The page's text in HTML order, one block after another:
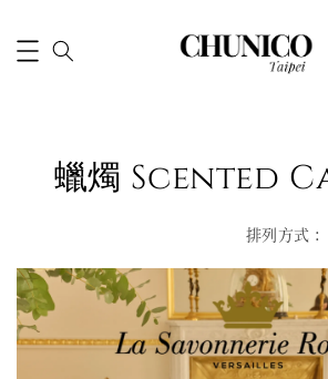
蠟燭 Scented
排列方式 :